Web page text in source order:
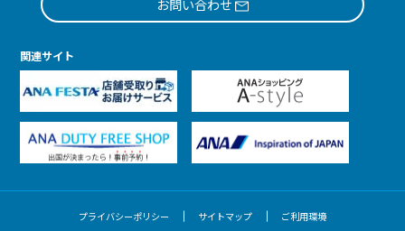
お問い合わせ
関連サイト
プライバシーポリシー サイトマップ ご利用環境